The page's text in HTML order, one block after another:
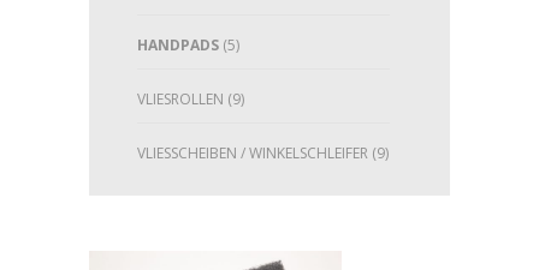
HANDPADS (5)
VLIESROLLEN (9)
VLIESSCHEIBEN / WINKELSCHLEIFER (9)